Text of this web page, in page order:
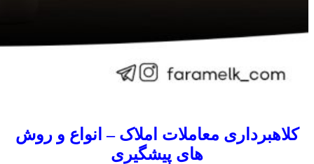
کلاهبرداری معاملات املاک – انواع و روش
های پیشگیری